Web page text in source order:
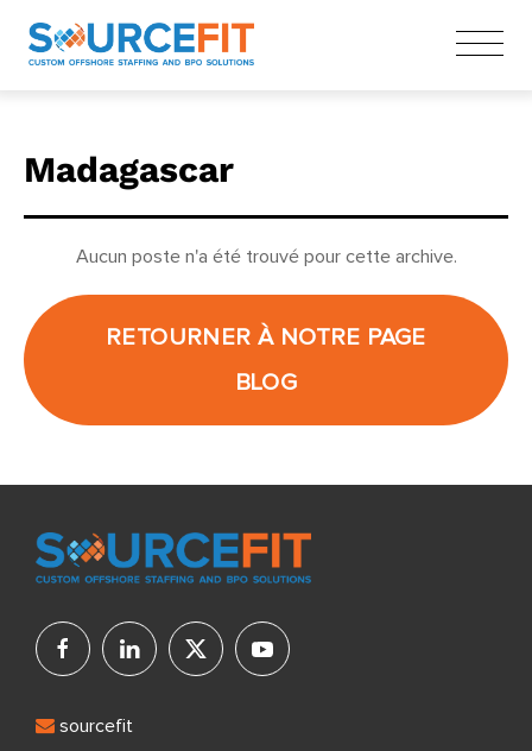
Madagascar
Aucun poste n'a été trouvé pour cette archive.
RETOURNER À NOTRE PAGE
BLOG
sourcefit